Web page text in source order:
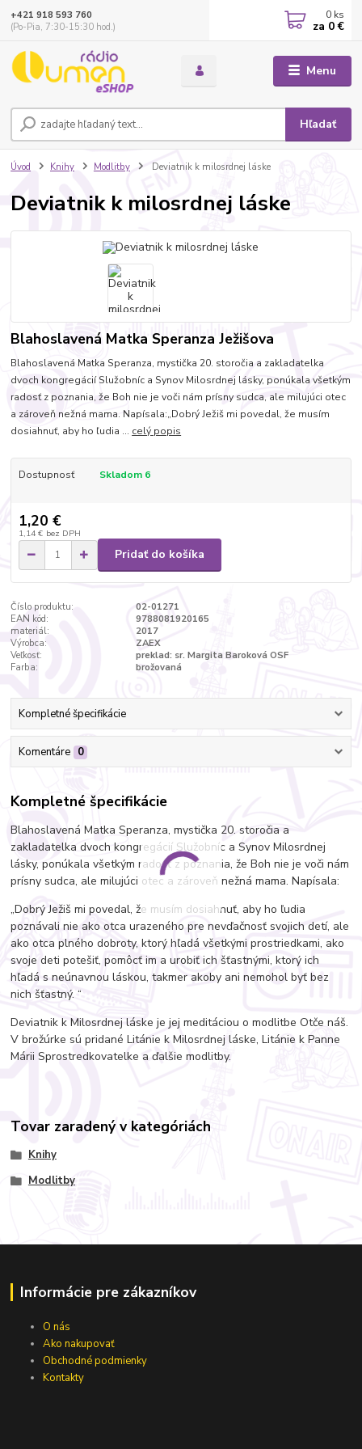
Menu
Hľadať
+421 918 593 760
(Po-Pia, 7:30-15:30 hod.)
0 ks
za 0 €
Úvod Knihy Modlitby Deviatnik k milosrdnej láske
Deviatnik k milosrdnej láske
Blahoslavená Matka Speranza Ježišova
Blahoslavená Matka Speranza, mystička 20. storočia a zakladatelka
dvoch kongregácií Služobníc a Synov Milosrdnej lásky, ponúkala všetkým
radosť z poznania, že Boh nie je voči nám prísny sudca, ale milujúci otec
a zároveň nežná mama. Napísala:„Dobrý Ježiš mi povedal, že musím
dosiahnuť, aby ho ľudia ... celý popis
Dostupnosť Skladom 6
1,20 €
1,14 € bez DPH
Pridať do košíka
Číslo produktu:
02-01271
EAN kód:
9788081920165
materiál:
2017
Výrobca:
ZAEX
Veľkosť:
preklad: sr. Margita Baroková OSF
Farba:
brožovaná
Kompletné špecifikácie
Komentáre 0
Kompletné špecifikácie
Blahoslavená Matka Speranza, mystička 20. storočia a
zakladatelka dvoch kongregácií Služobníc a Synov Milosrdnej
lásky, ponúkala všetkým radosť z poznania, že Boh nie je voči nám
prísny sudca, ale milujúci otec a zároveň nežná mama. Napísala:
„Dobrý Ježiš mi povedal, že musím dosiahnuť, aby ho ľudia
poznávali nie ako otca urazeného pre nevďačnosť svojich detí, ale
ako otca plného dobroty, ktorý hľadá všetkými prostriedkami, ako
svoje deti potešiť, pomôcť im a urobiť ich šťastnými, ktorý ich
hľadá s neúnavnou láskou, takmer akoby ani nemohol byť bez
nich šťastný. “
Deviatnik k Milosrdnej láske je jej meditáciou o modlitbe Otče náš.
V brožúrke sú pridané Litánie k Milosrdnej láske, Litánie k Panne
Márii Sprostredkovatelke a ďalšie modlitby.
Tovar zaradený v kategóriách
Knihy
Modlitby
Informácie pre zákazníkov
O nás
Ako nakupovať
Obchodné podmienky
Kontakty